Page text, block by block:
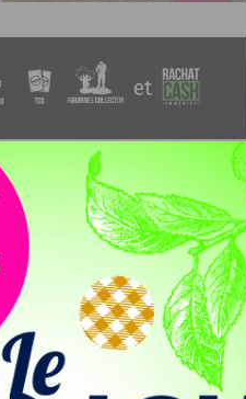
expérimentation sur
principaux pôles d’échange de
6 et de la navette CITY.
dispositifs. Un important